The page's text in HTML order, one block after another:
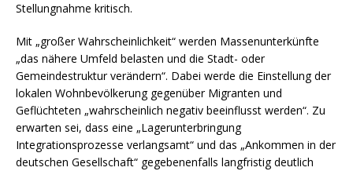
Stellungnahme kritisch.
Mit „großer Wahrscheinlichkeit“ werden Massenunterkünfte
„das nähere Umfeld belasten und die Stadt- oder
Gemeindestruktur verändern“. Dabei werde die Einstellung der
lokalen Wohnbevölkerung gegenüber Migranten und
Geflüchteten „wahrscheinlich negativ beeinflusst werden“. Zu
erwarten sei, dass eine „Lagerunterbringung
Integrationsprozesse verlangsamt“ und das „Ankommen in der
deutschen Gesellschaft“ gegebenenfalls langfristig deutlich